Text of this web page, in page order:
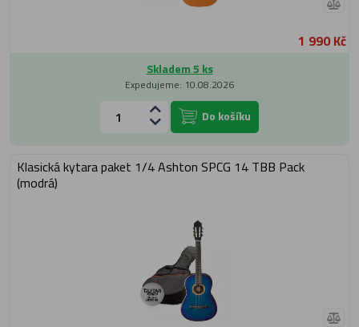
1 990 Kč
Skladem 5 ks
Expedujeme: 10.08.2026
Do košíku
Klasická kytara paket 1/4 Ashton SPCG 14 TBB Pack
(modrá)